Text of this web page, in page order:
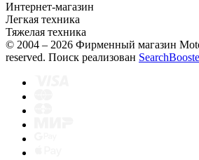
Интернет-магазин
Легкая техника
Тяжелая техника
© 2004 – 2026 Фирменный магазин
reserved. Поиск реализован